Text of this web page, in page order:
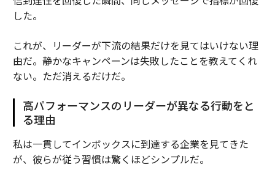
した。
これが、リーダーが下流の結果だけを見てはいけない理
由だ。静かなキャンペーンは失敗したことを教えてくれ
ない。ただ消えるだけだ。
高パフォーマンスのリーダーが異なる行動をと
る理由
私は一貫してインボックスに到達する企業を見てきた
が、彼らが従う習慣は驚くほどシンプルだ。